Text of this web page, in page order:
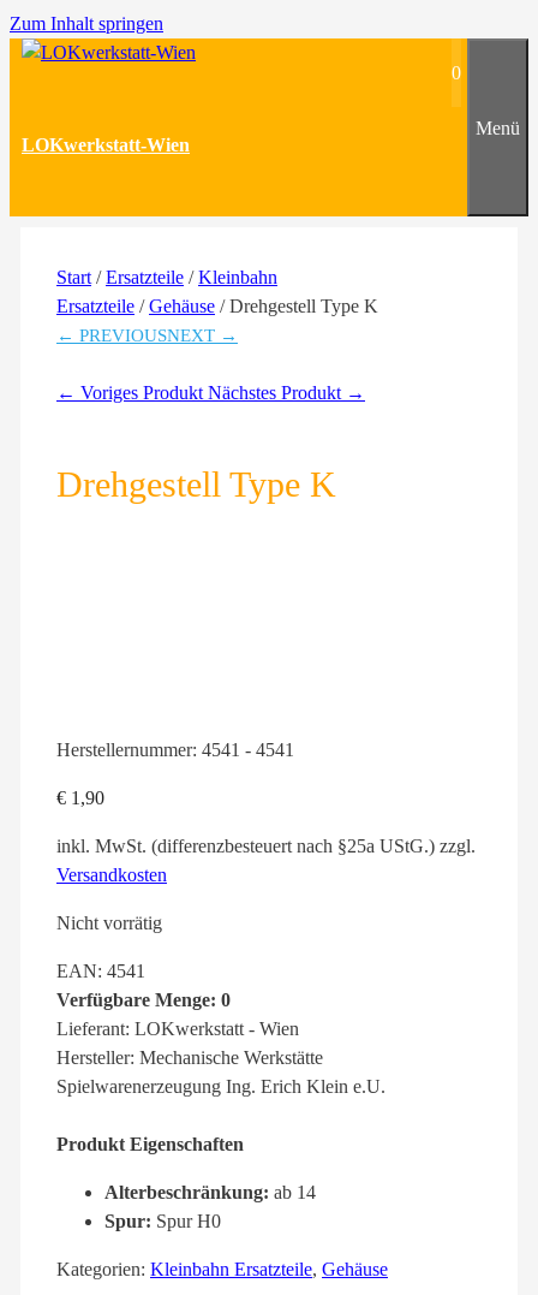
Zum Inhalt springen
LOKwerkstatt-Wien
0
Menü
Start /Ersatzteile /Kleinbahn
Ersatzteile /Gehäuse / Drehgestell Type K
← PREVIOUSNEXT →
← Voriges Produkt Nächstes Produkt →
Drehgestell Type K
Herstellernummer: 4541 - 4541
€ 1,90
inkl. MwSt. (differenzbesteuert nach §25a UStG.) zzgl.
Versandkosten
Nicht vorrätig
EAN: 4541
Verfügbare Menge: 0
Lieferant: LOKwerkstatt - Wien
Hersteller: Mechanische Werkstätte
Spielwarenerzeugung Ing. Erich Klein e.U.
Produkt Eigenschaften
Alterbeschränkung: ab 14
Spur: Spur H0
Kategorien: Kleinbahn Ersatzteile, Gehäuse